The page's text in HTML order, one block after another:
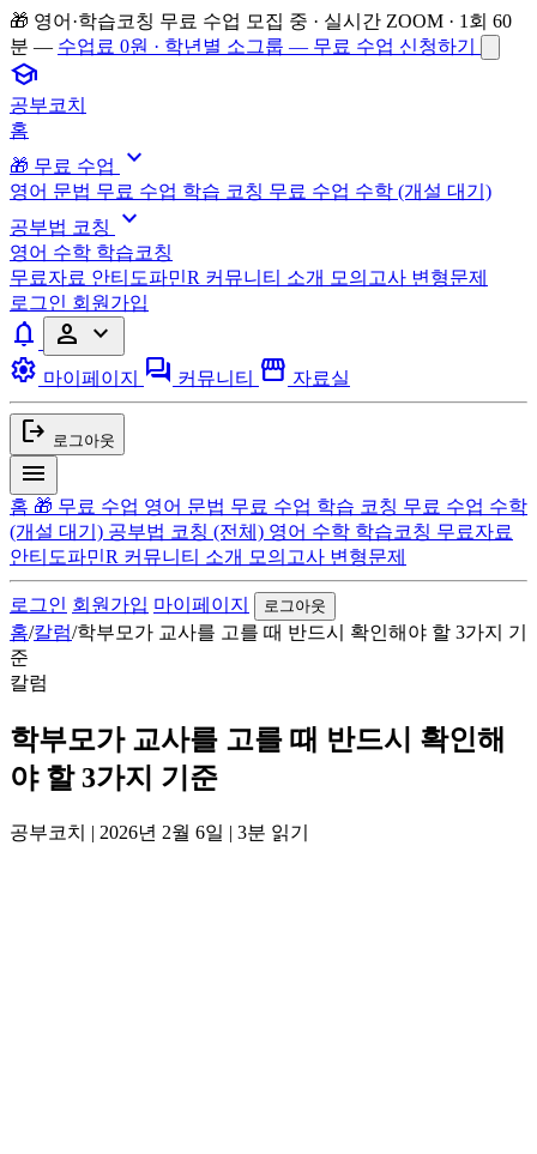
🎁 영어·학습코칭 무료 수업 모집 중 · 실시간 ZOOM · 1회 60
분 — 수업료 0원 · 학년별 소그룹 — 무료 수업 신청하기
school
공부코치
홈
🎁 무료 수업
expand_more
영어 문법 무료 수업 학습 코칭 무료 수업 수학 (개설 대기)
공부법 코칭
expand_more
영어 수학 학습코칭
무료자료 안티도파민R 커뮤니티 소개 모의고사 변형문제
로그인 회원가입
notifications person expand_more
settings 마이페이지 forum 커뮤니티 storefront 자료실
logout 로그아웃
menu
홈 🎁 무료 수업 영어 문법 무료 수업 학습 코칭 무료 수업 수학
(개설 대기) 공부법 코칭 (전체) 영어 수학 학습코칭 무료자료
안티도파민R 커뮤니티 소개 모의고사 변형문제
로그인 회원가입 마이페이지 로그아웃
홈/칼럼/학부모가 교사를 고를 때 반드시 확인해야 할 3가지 기
준
칼럼
학부모가 교사를 고를 때 반드시 확인해
야 할 3가지 기준
공부코치 | 2026년 2월 6일 | 3분 읽기